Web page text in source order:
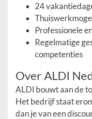
24
Professionele
Regelmatige
competenties
Over ALDI
ALDI bouwt aan de
Het bedrijf staat
dan je van een